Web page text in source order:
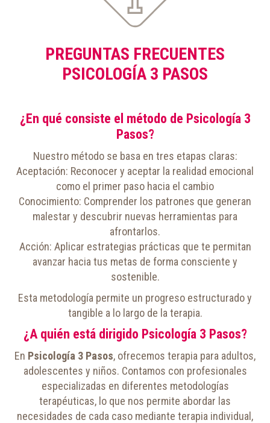
PREGUNTAS FRECUENTES
PSICOLOGÍA 3 PASOS
¿En qué consiste el método de Psicología 3
Pasos?
Nuestro método se basa en tres etapas claras:
Aceptación: Reconocer y aceptar la realidad emocional
como el primer paso hacia el cambio
Conocimiento: Comprender los patrones que generan
malestar y descubrir nuevas herramientas para
afrontarlos.
Acción: Aplicar estrategias prácticas que te permitan
avanzar hacia tus metas de forma consciente y
sostenible.
Esta metodología permite un progreso estructurado y
tangible a lo largo de la terapia.
¿A quién está dirigido Psicología 3 Pasos?
En Psicología 3 Pasos, ofrecemos terapia para adultos,
adolescentes y niños. Contamos con profesionales
especializadas en diferentes metodologías
terapéuticas, lo que nos permite abordar las
necesidades de cada caso mediante terapia individual,